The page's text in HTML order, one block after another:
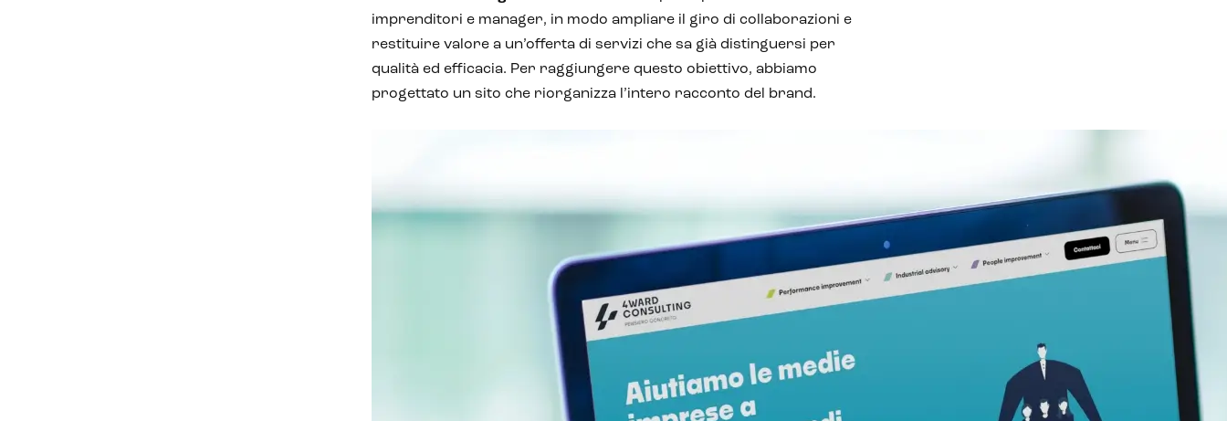
imprenditori e manager, in modo ampliare il giro di collaborazioni e
restituire valore a un’offerta di servizi che sa già distinguersi per
qualità ed efficacia. Per raggiungere questo obiettivo, abbiamo
progettato un sito che riorganizza l’intero racconto del brand.